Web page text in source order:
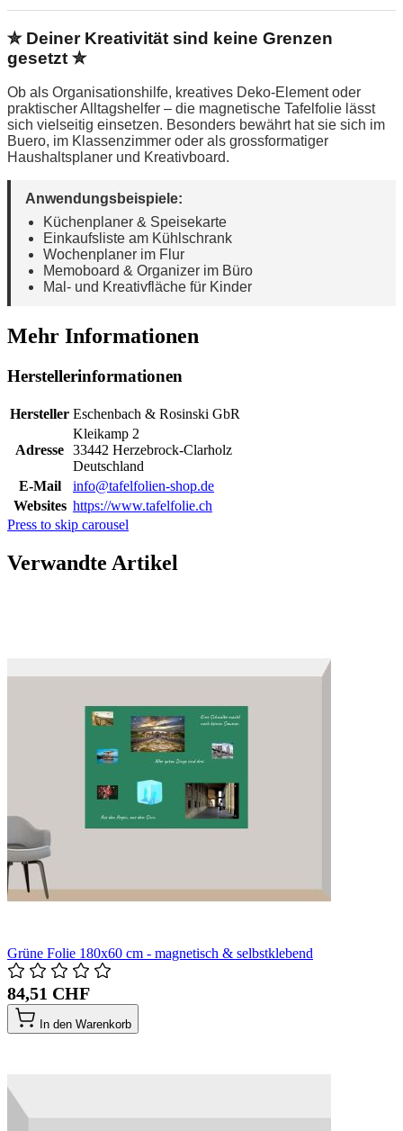
✮ Deiner Kreativität sind keine Grenzen
gesetzt ✮
Ob als Organisationshilfe, kreatives Deko-Element oder
praktischer Alltagshelfer – die magnetische Tafelfolie lässt
sich vielseitig einsetzen. Besonders bewährt hat sie sich im
Buero, im Klassenzimmer oder als grossformatiger
Haushaltsplaner und Kreativboard.
Anwendungsbeispiele:
Küchenplaner & Speisekarte
Einkaufsliste am Kühlschrank
Wochenplaner im Flur
Memoboard & Organizer im Büro
Mal- und Kreativfläche für Kinder
Mehr Informationen
Herstellerinformationen
Hersteller Eschenbach & Rosinski GbR
Adresse
Kleikamp 2
33442 Herzebrock-Clarholz
Deutschland
E-Mail
info@tafelfolien-shop.de
Websites https://www.tafelfolie.ch
Press to skip carousel
Verwandte Artikel
Grüne Folie 180x60 cm - magnetisch & selbstklebend
84,51 CHF
In den Warenkorb